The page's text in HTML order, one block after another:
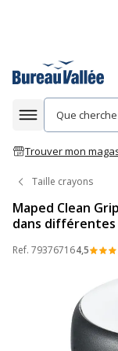
Afficher la
Trouver mon
Taille crayons
Maped Clean
dans différentes
Ref. 793767164,5